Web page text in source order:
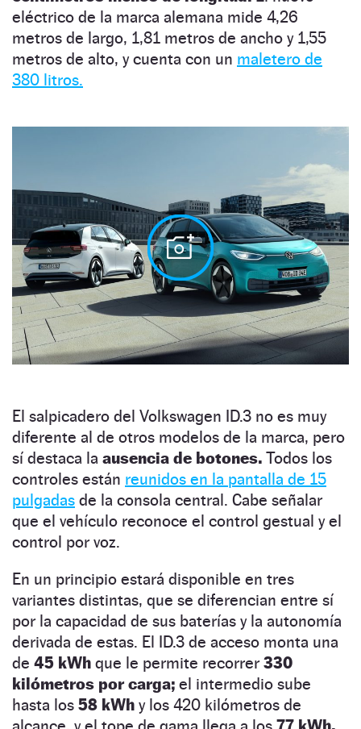
eléctrico de la marca alemana mide 4,26
metros de largo, 1,81 metros de ancho y 1,55
metros de alto, y cuenta con un maletero de
380 litros.
El salpicadero del Volkswagen ID.3 no es muy
diferente al de otros modelos de la marca, pero
sí destaca la ausencia de botones. Todos los
controles están reunidos en la pantalla de 15
pulgadas de la consola central. Cabe señalar
que el vehículo reconoce el control gestual y el
control por voz.
En un principio estará disponible en tres
variantes distintas, que se diferencian entre sí
por la capacidad de sus baterías y la autonomía
derivada de estas. El ID.3 de acceso monta una
de 45 kWh que le permite recorrer 330
kilómetros por carga; el intermedio sube
hasta los 58 kWh y los 420 kilómetros de